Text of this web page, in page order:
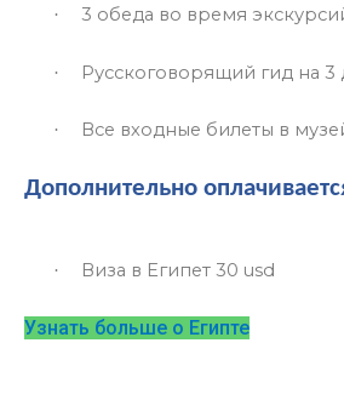
· 3 обеда во время экску
· Русскоговорящий гид на 3
· Все входные билеты в
Дополнительно
· Виза в Египет 30 usd
Узнать больше о Египте